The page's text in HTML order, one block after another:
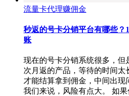
流量卡代理赚佣金
秒返的号卡分销平台有哪些？
账
现在的号卡分销系统很多，但
次月返的产品，等待的时间太
才能结算拿到佣金，中间出
我们来说，风险有点大。 如